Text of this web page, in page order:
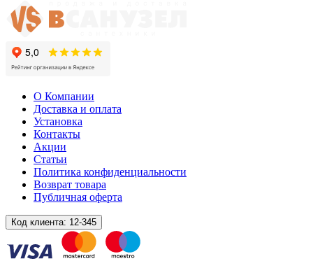
О Компании
Доставка и оплата
Установка
Контакты
Акции
Статьи
Политика конфиденциальности
Возврат товара
Публичная оферта
Код клиента: 12-345